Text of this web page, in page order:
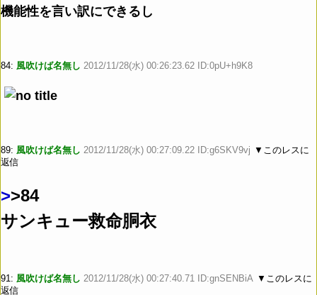
機能性を言い訳にできるし
84: 風吹けば名無し 2012/11/28(水) 00:26:23.62 ID:0pU+h9K8
89: 風吹けば名無し 2012/11/28(水) 00:27:09.22 ID:g6SKV9vj ▼このレスに
返信
>>84
サンキュー救命胴衣
91: 風吹けば名無し 2012/11/28(水) 00:27:40.71 ID:gnSENBiA ▼このレスに
返信